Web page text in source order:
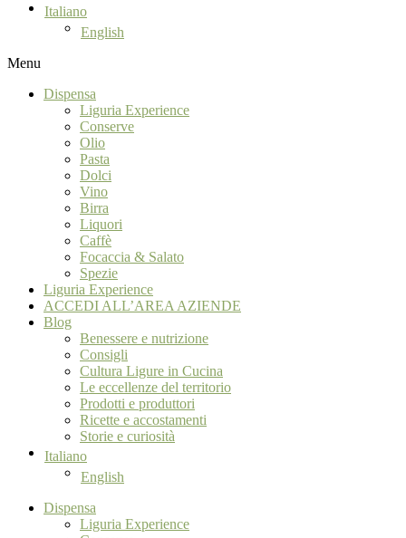
Italiano
English
Menu
Dispensa
Liguria Experience
Conserve
Olio
Pasta
Dolci
Vino
Birra
Liquori
Caffè
Focaccia & Salato
Spezie
Liguria Experience
ACCEDI ALL’AREA AZIENDE
Blog
Benessere e nutrizione
Consigli
Cultura Ligure in Cucina
Le eccellenze del territorio
Prodotti e produttori
Ricette e accostamenti
Storie e curiosità
Italiano
English
Dispensa
Liguria Experience